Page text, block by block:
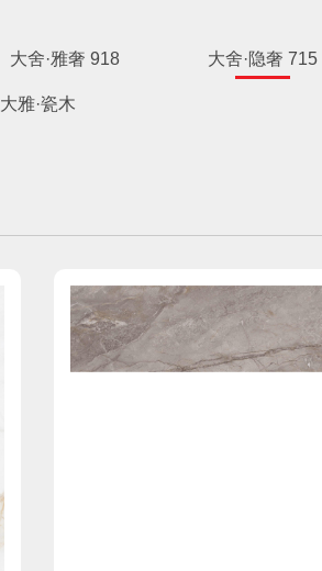
大舍·雅奢 918 大舍·隐奢 715
大雅·瓷木